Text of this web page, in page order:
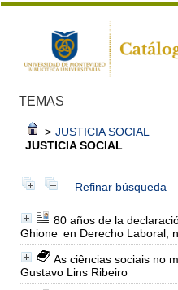
TEMAS
> JUSTICIA SOCIAL
JUSTICIA SOCIAL
Refinar búsqueda
80 años de la
Ghione en Derecho Laboral,
As ciências sociais no
Gustavo Lins Ribeiro